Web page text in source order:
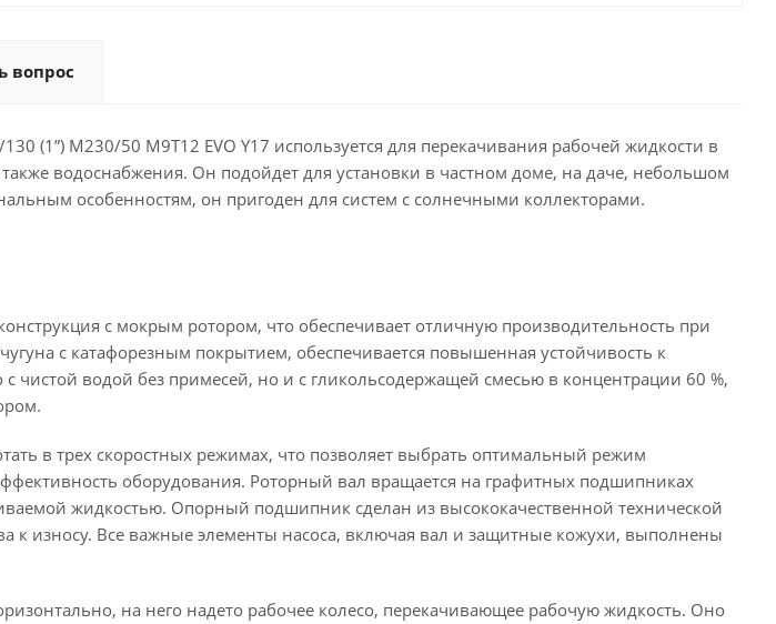
вопрос
(1”) M230/50 M9T12 EVO Y17 используется для перекачивания рабочей жидкости в
водоснабжения. Он подойдет для установки в частном доме, на даче, небольшом
особенностям, он пригоден для систем с солнечными коллекторами.
с мокрым ротором, что обеспечивает отличную производительность при
с катафорезным покрытием, обеспечивается повышенная устойчивость к
с чистой водой без примесей, но и с гликольсодержащей смесью в концентрации 60 %,
в трех скоростных режимах, что позволяет выбрать оптимальный режим
оборудования. Роторный вал вращается на графитных подшипниках
жидкостью. Опорный подшипник сделан из высококачественной технической
к износу. Все важные элементы насоса, включая вал и защитные кожухи, выполнены
на него надето рабочее колесо, перекачивающее рабочую жидкость. Оно